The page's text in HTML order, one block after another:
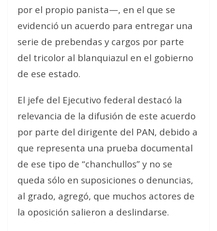
por el propio panista—, en el que se
evidenció un acuerdo para entregar una
serie de prebendas y cargos por parte
del tricolor al blanquiazul en el gobierno
de ese estado.
El jefe del Ejecutivo federal destacó la
relevancia de la difusión de este acuerdo
por parte del dirigente del PAN, debido a
que representa una prueba documental
de ese tipo de “chanchullos” y no se
queda sólo en suposiciones o denuncias,
al grado, agregó, que muchos actores de
la oposición salieron a deslindarse.